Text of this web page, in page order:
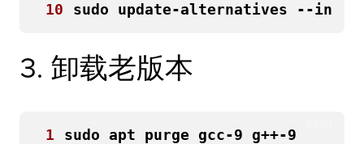
10
sudo update-alternatives --
3. 卸载老版本
1